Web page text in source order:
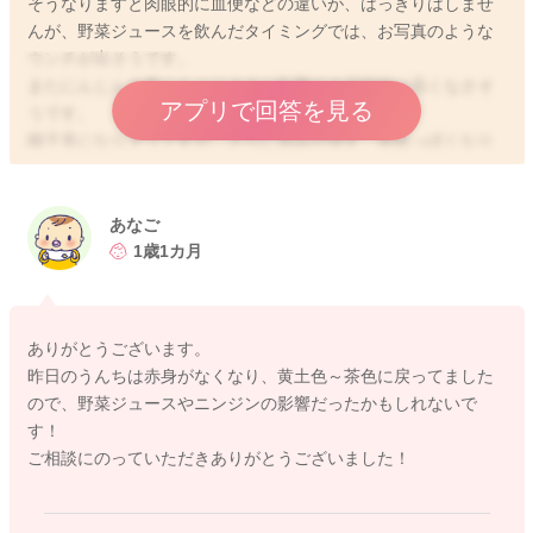
んが、野菜ジュースを飲んだタイミングでは、お写真のような
またにんじんの量にもよりますが影響する可能性は高くなさそ
様子見になりそうですが、さらに赤みが増す、赤黒っぽくなり
ます。
アプリで回答を見る
2025/12/18 23:13
あなご
1歳1カ月
ありがとうございます。
昨日のうんちは赤身がなくなり、黄土色～茶色に戻ってました
ので、野菜ジュースやニンジンの影響だったかもしれないで
す！
ご相談にのっていただきありがとうございました！